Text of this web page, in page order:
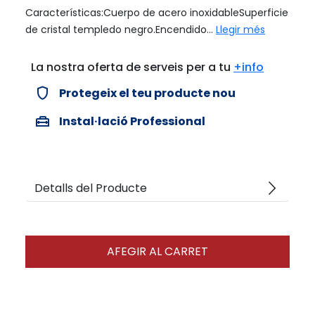
Características:Cuerpo de acero inoxidableSuperficie
de cristal templedo negro.Encendido... Llegir més
La nostra oferta de serveis per a tu +info
verified_user Protegeix el teu producte nou
home_repair_service Instal·lació Professional
Detalls del Producte arrow_forward_ios
AFEGIR AL CARRET